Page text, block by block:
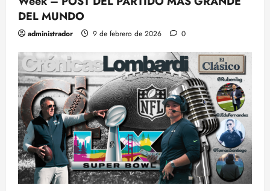
DEL MUNDO
administrador 9 de febrero de 2026 0